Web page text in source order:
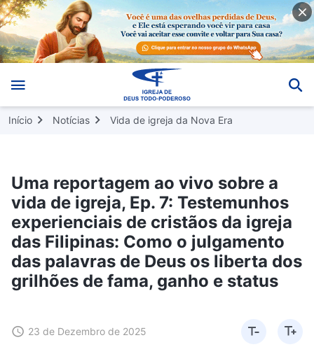
Início Notícias Vida de igreja da Nova Era
Uma reportagem ao vivo sobre a
vida de igreja, Ep. 7: Testemunhos
experienciais de cristãos da igreja
das Filipinas: Como o julgamento
das palavras de Deus os liberta dos
grilhões de fama, ganho e status
23 de Dezembro de 2025